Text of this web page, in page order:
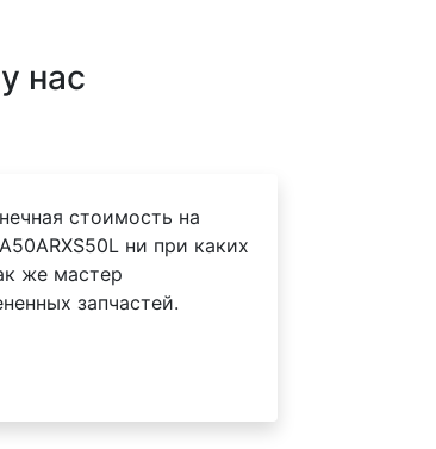
нас
стоимость на
ни при каких
же мастер
запчастей.